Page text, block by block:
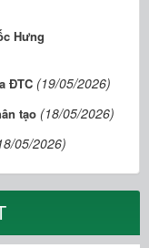
Hưng
ĐTC (19/05/2026)
tạo (18/05/2026)
05/2026)